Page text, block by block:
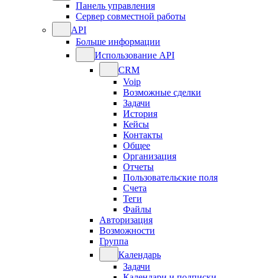
Панель управления
Сервер совместной работы
API
Больше информации
Использование API
CRM
Voip
Возможные сделки
Задачи
История
Кейсы
Контакты
Общее
Организация
Отчеты
Пользовательские поля
Счета
Теги
Файлы
Авторизация
Возможности
Группа
Календарь
Задачи